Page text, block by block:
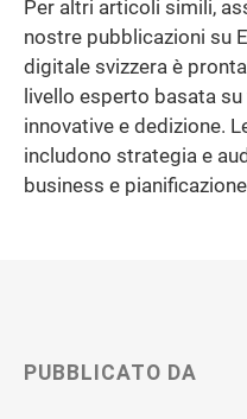
Per altri articoli simili,
nostre pubblicazioni su
digitale svizzera è
livello esperto basata
innovative e dedizione.
includono strategia e
business e
PUBBLICATO DA